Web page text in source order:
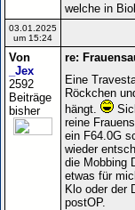
welche in
03.01.2025
um 15:24
Von
_Jex
2592
Beiträge
bisher
re:
Eine
Röckchen
hängt.
reine
ein F64.0G
wieder
die Mobbing
etwas für
Klo oder der
postOP.